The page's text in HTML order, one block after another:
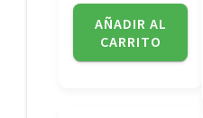
AÑADIR AL
CARRITO